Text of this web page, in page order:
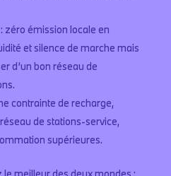
: zéro émission locale en
et silence de marche mais
d’un bon réseau de
contrainte de recharge,
de stations-service,
supérieures.
meilleur des deux mondes :